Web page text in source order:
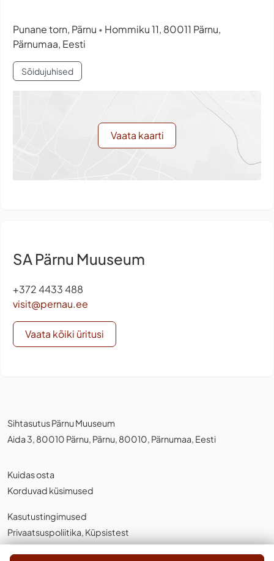
Punane torn, Pärnu • Hommiku 11, 80011 Pärnu,
Pärnumaa, Eesti
Sõidujuhised
Vaata kaarti
SA Pärnu Muuseum
+372 4433 488
visit@pernau.ee
Vaata kõiki üritusi
Sihtasutus Pärnu Muuseum
Aida 3, 80010 Pärnu, Pärnu, 80010, Pärnumaa, Eesti
Kuidas osta
Korduvad küsimused
Kasutustingimused
Privaatsuspoliitika, Küpsistest